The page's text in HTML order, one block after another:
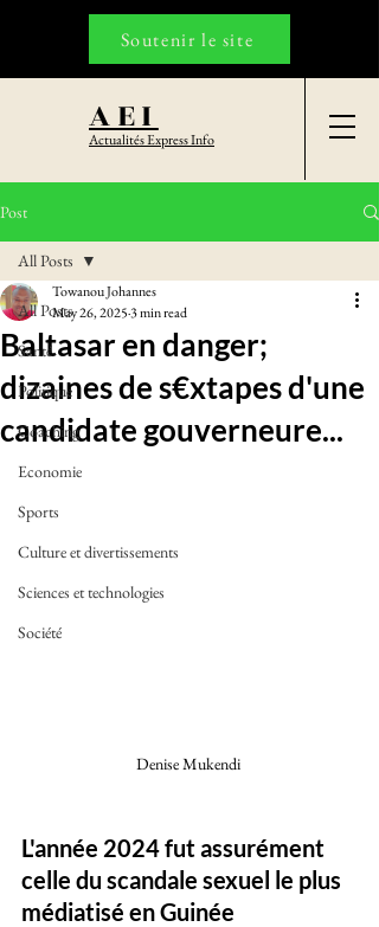
AEI
Actualités Express Info
Soutenir le site
Post
All Posts
Santé
Politique
Coaching
Economie
Sports
Culture et divertissements
Sciences et technologies
Société
All Posts
Baltasar en danger;
dizaines de s€xtapes d'une
candidate gouverneure...
Towanou Johannes
May 26, 20253 min read
Denise Mukendi
L'année 2024 fut assurément
celle du scandale sexuel le plus
médiatisé en Guinée